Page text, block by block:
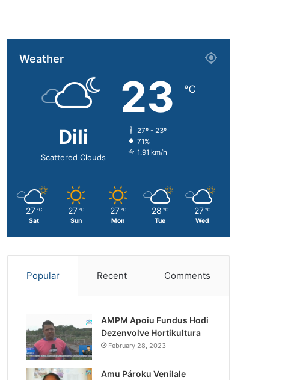
Weather
Dili
Scattered Clouds
23 ℃
27º - 23º
71%
1.91 km/h
27 ℃
Sat
27 ℃
Sun
27 ℃
Mon
28 ℃
Tue
27 ℃
Wed
Popular Recent Comments
AMPM Apoiu Fundus Hodi
Dezenvolve Hortikultura
February 28, 2023
Amu Pároku Venilale